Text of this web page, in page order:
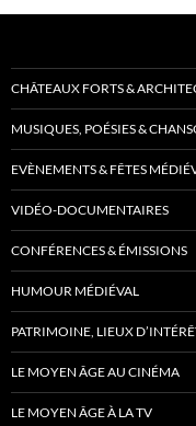
CHÂTEAUX FORTS &
MUSIQUES, POÉSIES &
EVÈNEMENTS & FÊTES
VIDÉO-DOCUMENTAIRES
CONFÉRENCES & ÉMISSIONS
HUMOUR MÉDIÉVAL
PATRIMOINE, LIEUX
LE MOYEN ÂGE AU CINÉMA
LE MOYEN ÂGE À LA TV